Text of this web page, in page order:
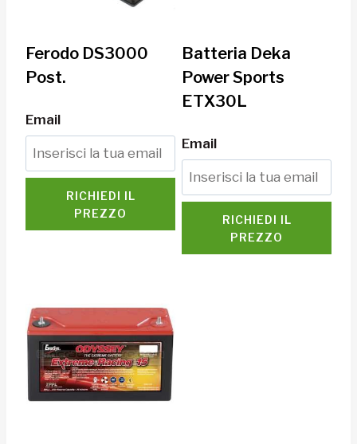
Ferodo DS3000
Post.
Email
RICHIEDI IL
PREZZO
Batteria Deka
Power Sports
ETX30L
Email
RICHIEDI IL
PREZZO